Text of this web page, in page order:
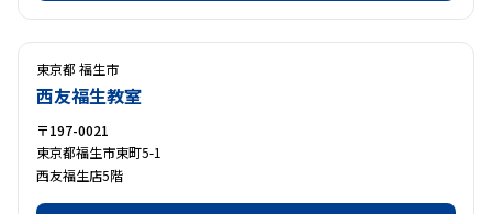
東京都 福生市
西友福生教室
〒197-0021
東京都福生市東町5-1
西友福生店5階